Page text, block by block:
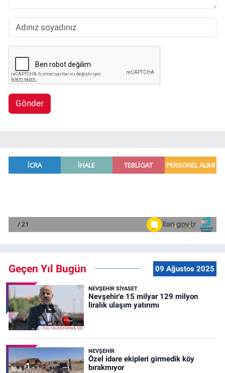
Gönder
Geçen Yıl Bugün 09 Ağustos 2025
NEVŞEHIR SIYASET
Nevşehir'e 15 milyar 129 milyon
liralık ulaşım yatırımı
NEVŞEHIR
Özel idare ekipleri girmedik köy
bırakmıyor